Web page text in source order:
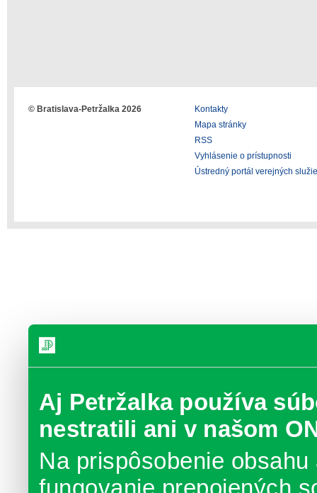
Aj Petržalka používa
nestratili ani v našom
Na prispôsobenie
© Bratislava-Petržalka 2026
Kontakty
Mapa stránky
RSS
Vyhlásenie o prístupnosti
Ústredný portál verejných